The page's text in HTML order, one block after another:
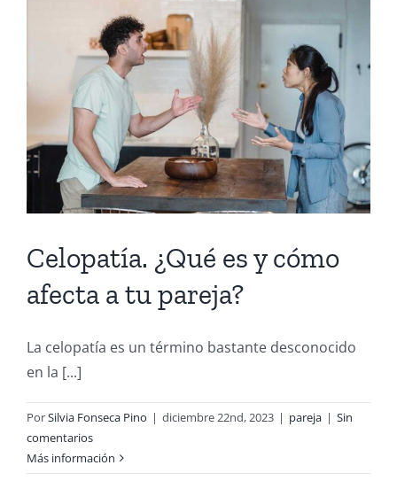
Celopatía. ¿Qué es y cómo
afecta a tu pareja?
La celopatía es un término bastante desconocido
en la [...]
PorSilvia Fonseca Pino | diciembre 22nd, 2023 | pareja | Sin
comentarios
Más información